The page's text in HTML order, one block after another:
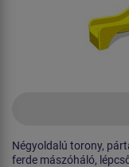
Négyoldalú torony,
ferde mászóháló,